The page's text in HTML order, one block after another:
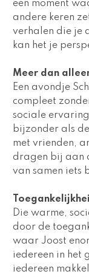
een moment
andere keren
verhalen die je
kan het je
Meer dan
Een avondje
compleet
sociale
bijzonder als
met vrienden,
dragen bij aan
van samen iets
Die warme,
door de
waar Joost
iedereen in het
iedereen